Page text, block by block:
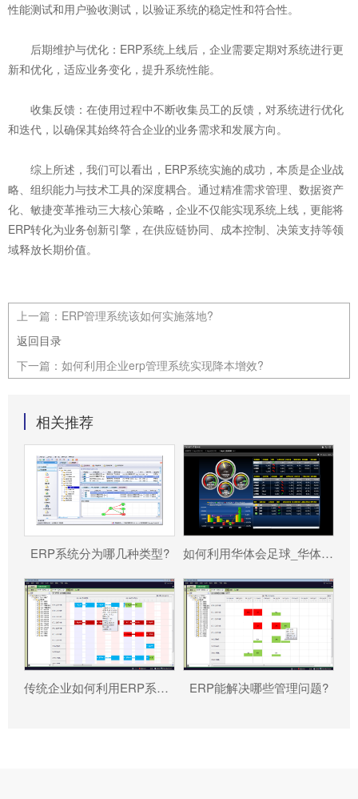
性能测试和用户验收测试，以验证系统的稳定性和符合性。
‌后期维护与优化‌：ERP系统上线后，企业需要定期对系统进行更
新和优化，适应业务变化，提升系统性能。
‌收集反馈‌：在使用过程中不断收集员工的反馈，对系统进行优化
和迭代，以确保其始终符合企业的业务需求和发展方向。
综上所述，我们可以看出，ERP系统实施的成功，本质是企业战
略、组织能力与技术工具的深度耦合。通过精准需求管理、数据资产
化、敏捷变革推动三大核心策略，企业不仅能实现系统上线，更能将
ERP转化为业务创新引擎，在供应链协同、成本控制、决策支持等领
域释放长期价值。
上一篇： ERP管理系统该如何实施落地?
返回目录
下一篇： 如何利用企业erp管理系统实现降本增效?
相关推荐
ERP系统分为哪几种类型? 如何利用华体会足球_华体会（中国） 帮助企业更好地规避风险?
传统企业如何利用ERP系统重塑竞争力? ERP能解决哪些管理问题?